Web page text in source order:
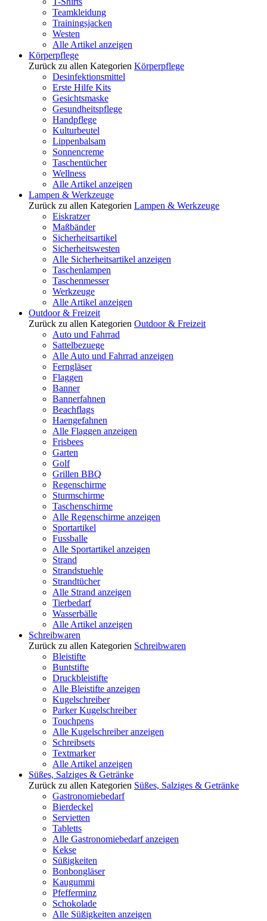
Teamkleidung
Trainingsjacken
Westen
Alle Artikel anzeigen
Körperpflege
Zurück zu allen Kategorien Körperpflege
Desinfektionsmittel
Erste Hilfe Kits
Gesichtsmaske
Gesundheitspflege
Handpflege
Kulturbeutel
Lippenbalsam
Sonnencreme
Taschentücher
Wellness
Alle Artikel anzeigen
Lampen & Werkzeuge
Zurück zu allen Kategorien Lampen & Werkzeuge
Eiskratzer
Maßbänder
Sicherheitsartikel
Sicherheitswesten
Alle Sicherheitsartikel anzeigen
Taschenlampen
Taschenmesser
Werkzeuge
Alle Artikel anzeigen
Outdoor & Freizeit
Zurück zu allen Kategorien Outdoor & Freizeit
Auto und Fahrrad
Sattelbezuege
Alle Auto und Fahrrad anzeigen
Ferngläser
Flaggen
Banner
Bannerfahnen
Beachflags
Haengefahnen
Alle Flaggen anzeigen
Frisbees
Garten
Golf
Grillen BBQ
Regenschirme
Sturmschirme
Taschenschirme
Alle Regenschirme anzeigen
Sportartikel
Fussballe
Alle Sportartikel anzeigen
Strand
Strandstuehle
Strandtücher
Alle Strand anzeigen
Tierbedarf
Wasserbälle
Alle Artikel anzeigen
Schreibwaren
Zurück zu allen Kategorien Schreibwaren
Bleistifte
Buntstifte
Druckbleistifte
Alle Bleistifte anzeigen
Kugelschreiber
Parker Kugelschreiber
Touchpens
Alle Kugelschreiber anzeigen
Schreibsets
Textmarker
Alle Artikel anzeigen
Süßes, Salziges & Getränke
Zurück zu allen Kategorien Süßes, Salziges & Getränke
Gastronomiebedarf
Bierdeckel
Servietten
Tabletts
Alle Gastronomiebedarf anzeigen
Kekse
Süßigkeiten
Bonbongläser
Kaugummi
Pfefferminz
Schokolade
Alle Süßigkeiten anzeigen